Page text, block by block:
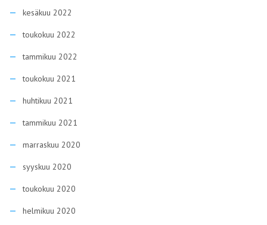
kesäkuu 2022
toukokuu 2022
tammikuu 2022
toukokuu 2021
huhtikuu 2021
tammikuu 2021
marraskuu 2020
syyskuu 2020
toukokuu 2020
helmikuu 2020